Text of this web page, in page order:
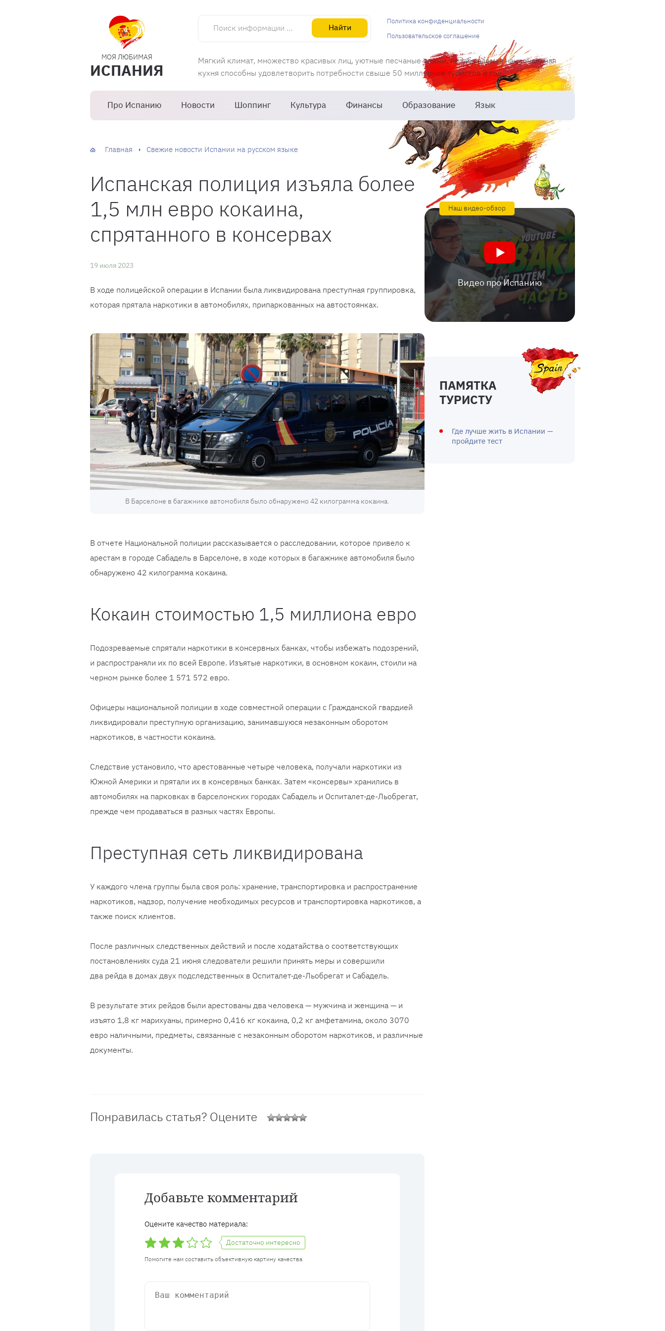
МОЯ ЛЮБИМАЯ
ИСПАНИЯ
Поиск информации об Испании
Найти
Мягкий климат, множество красивых лиц, уютные песчаные пляжи, незабываемая национальная
кухня способны удовлетворить потребности свыше 50 миллионов туристов в год.
Про Испанию Новости Шоппинг Культура Финансы Образование Язык
Политика конфиденциальности
Пользовательское соглашение
Главная Свежие новости Испании на русском языке
Испанская полиция изъяла более
1,5 млн евро кокаина,
спрятанного в консервах
19 июля 2023
В ходе полицейской операции в Испании была ликвидирована преступная группировка,
которая прятала наркотики в автомобилях, припаркованных на автостоянках.
В Барселоне в багажнике автомобиля было обнаружено 42 килограмма кокаина.
В отчете Национальной полиции рассказывается о расследовании, которое привело к
арестам в городе Сабадель в Барселоне, в ходе которых в багажнике автомобиля было
обнаружено 42 килограмма кокаина.
Кокаин стоимостью 1,5 миллиона евро
Подозреваемые спрятали наркотики в консервных банках, чтобы избежать подозрений,
и распространяли их по всей Европе. Изъятые наркотики, в основном кокаин, стоили на
черном рынке более 1 571 572 евро.
Офицеры национальной полиции в ходе совместной операции с Гражданской гвардией
ликвидировали преступную организацию, занимавшуюся незаконным оборотом
наркотиков, в частности кокаина.
Следствие установило, что арестованные четыре человека, получали наркотики из
Южной Америки и прятали их в консервных банках. Затем «консервы» хранились в
автомобилях на парковках в барселонских городах Сабадель и Оспиталет-де-Льобрегат,
прежде чем продаваться в разных частях Европы.
Преступная сеть ликвидирована
У каждого члена группы была своя роль: хранение, транспортировка и распространение
наркотиков, надзор, получение необходимых ресурсов и транспортировка наркотиков, а
также поиск клиентов.
После различных следственных действий и после ходатайства о соответствующих
постановлениях суда 21 июня следователи решили принять меры и совершили
два рейда в домах двух подследственных в Оспиталет-де-Льобрегат и Сабадель.
В результате этих рейдов были арестованы два человека — мужчина и женщина — и
изъято 1,8 кг марихуаны, примерно 0,416 кг кокаина, 0,2 кг амфетамина, около 3070
евро наличными, предметы, связанные с незаконным оборотом наркотиков, и различные
документы.
Понравилась статья? Оцените
Добавьте комментарий
Оцените качество материала:
Достаточно интересно
Помогите нам составить объективную картину качества
Наш видео-обзор
Видео про Испанию
ПАМЯТКА
ТУРИСТУ
Где лучше жить в Испании —
пройдите тест